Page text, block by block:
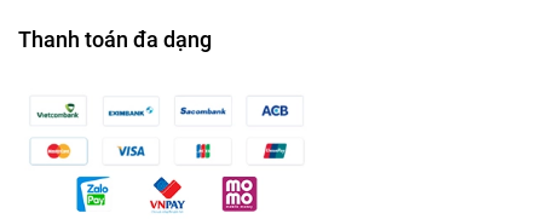
Thanh toán đa dạng